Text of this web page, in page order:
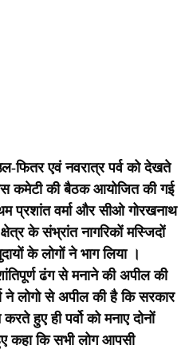
फितर एवं नवरात्र पर्व को देखते
कमेटी की बैठक आयोजित की गई
प्रशांत वर्मा और सीओ गोरखनाथ
के संभ्रांत नागरिकों मस्जिदों
के लोगों ने भाग लिया ।
ढंग से मनाने की अपील की
ने लोगो से अपील की है कि सरकार
हुए ही पर्वो को मनाए दोनों
कहा कि सभी लोग आपसी